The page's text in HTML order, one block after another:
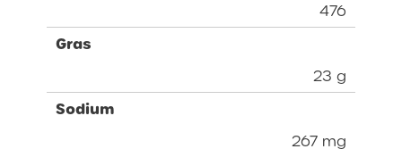
476
Gras
23 g
Sodium
267 mg